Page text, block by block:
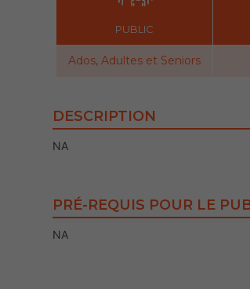
PUBLIC
Ados, Adultes et Seniors
DESCRIPTION
NA
PRÉ-REQUIS POUR LE
NA